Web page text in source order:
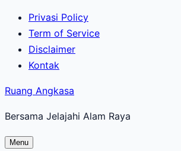
Lewati
konten
utama
Privasi Policy
Term of Service
Disclaimer
Kontak
Ruang Angkasa
Bersama Jelajahi Alam Raya
Menu